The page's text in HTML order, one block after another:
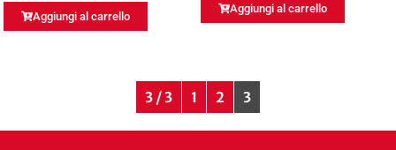
Aggiungi al carrello
Aggiungi al carrello
3 / 3 1 2 3